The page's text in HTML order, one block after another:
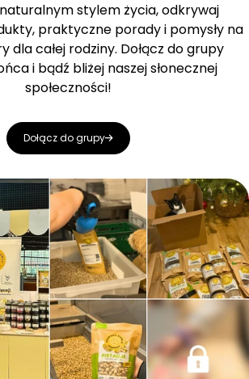
stylem życia, odkrywaj
praktyczne porady i pomysły na
dla całej rodziny. Dołącz do grupy
i bądź bliżej naszej słonecznej
społeczności!
Dołącz do grupy